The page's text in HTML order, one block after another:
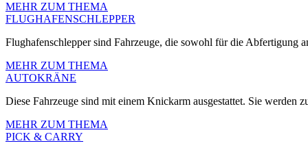
MEHR ZUM THEMA
FLUGHAFENSCHLEPPER
Flughafenschlepper sind Fahrzeuge, die sowohl für die Abfertigung
MEHR ZUM THEMA
AUTOKRÄNE
Diese Fahrzeuge sind mit einem Knickarm ausgestattet. Sie werden
MEHR ZUM THEMA
PICK & CARRY